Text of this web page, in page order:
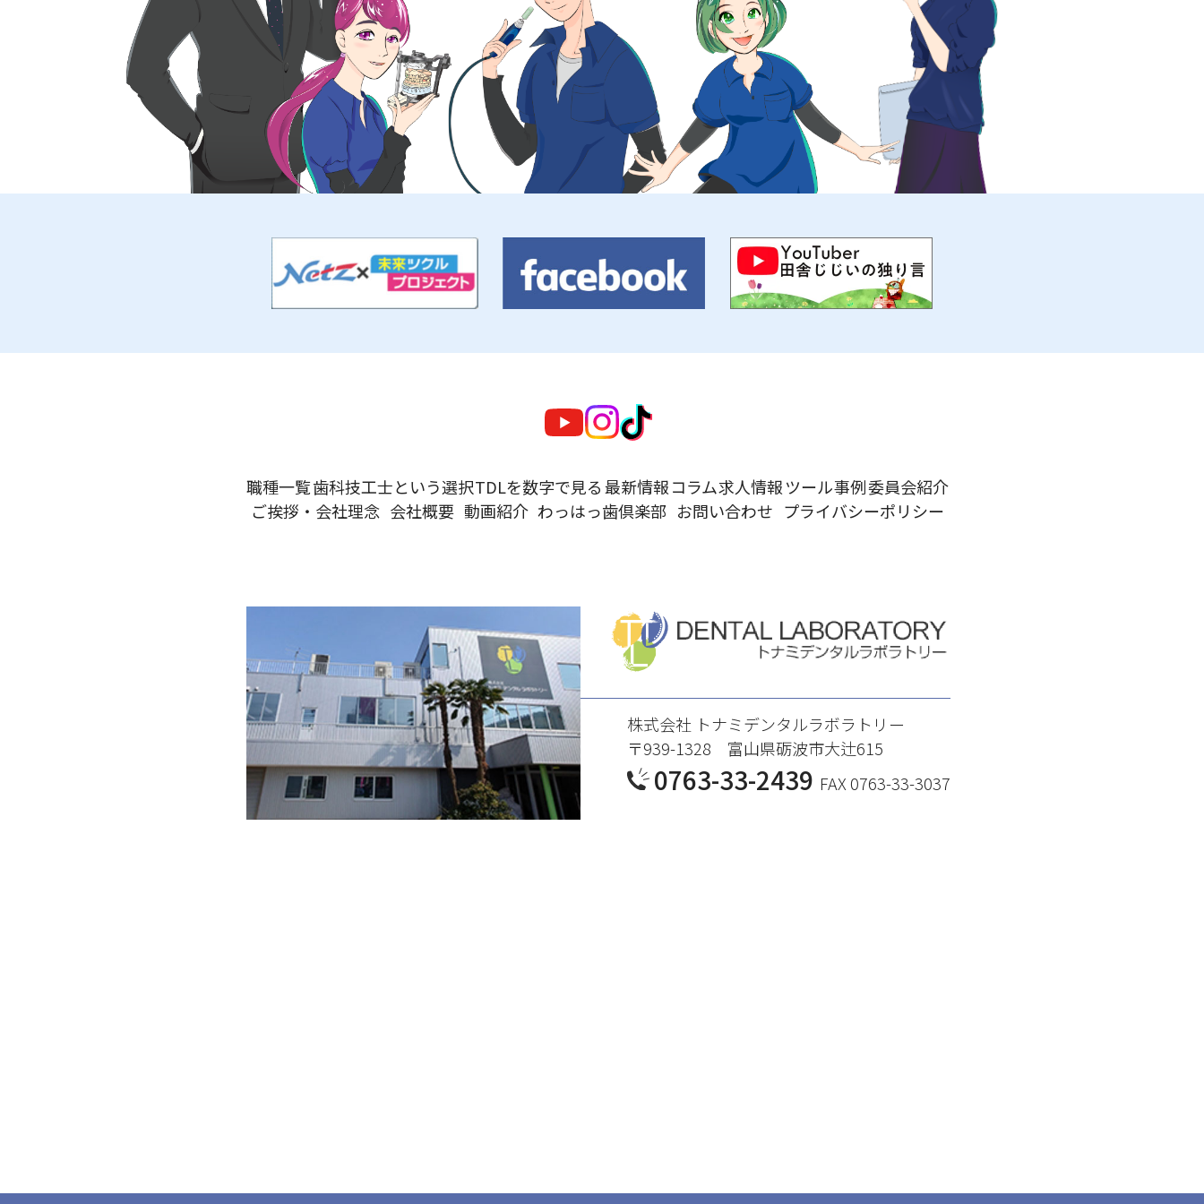
職種一覧歯科技工士という選択TDLを数字で見る最新情報コラム求人情報ツール事例委員会紹介
ご挨拶・ 会社理念 会社概要 動画紹介 わっはっ歯倶楽部 お問い合わせ プライバシーポリシー
株式会社 トナミデンタルラボラトリー
〒939-1328 富山県砺波市大辻615
0763-33-2439 FAX 0763-33-3037